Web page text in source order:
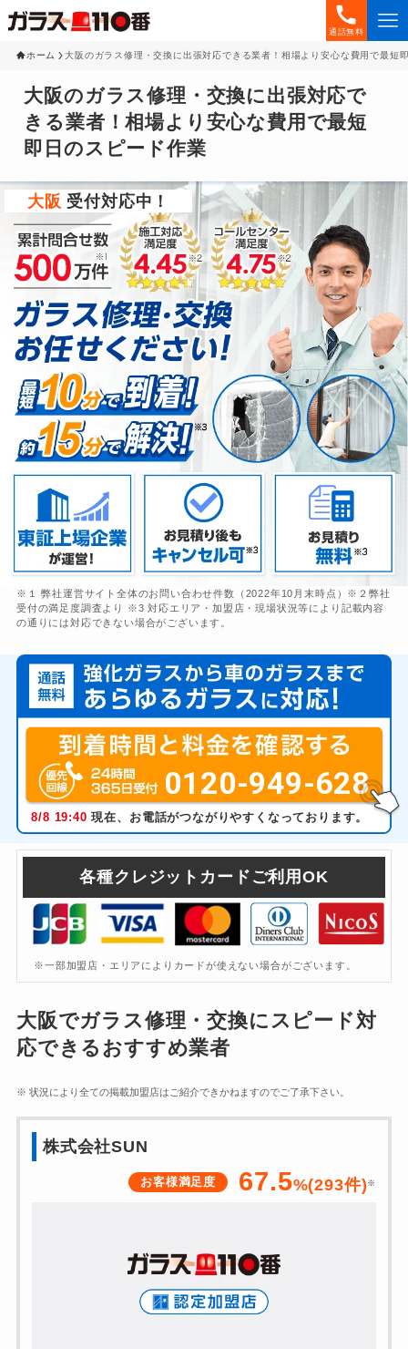
通話無料
ホーム 大阪のガラス修理・交換に出張対応できる業者！相場より安心な費用で最短
大阪のガラス修理・交換に出張対応で
きる業者！相場より安心な費用で最短
即日のスピード作業
大阪 受付対応中！
※１ 弊社運営サイト全体のお問い合わせ件数（2022年10月末時点）※２弊社
受付の満足度調査より ※3 対応エリア・加盟店・現場状況等により記載内容
の通りには対応できない場合がございます。
0120-949-628
8/8 19:40 現在、お電話がつながりやすくなっております。
各種クレジットカードご利用OK
※一部加盟店・エリアによりカードが使えない場合がございます。
大阪でガラス修理・交換にスピード対
応できるおすすめ業者
※ 状況により全ての掲載加盟店はご紹介できかねますのでご了承下さい。
株式会社SUN
お客様満足度 67.5%(293件) ※